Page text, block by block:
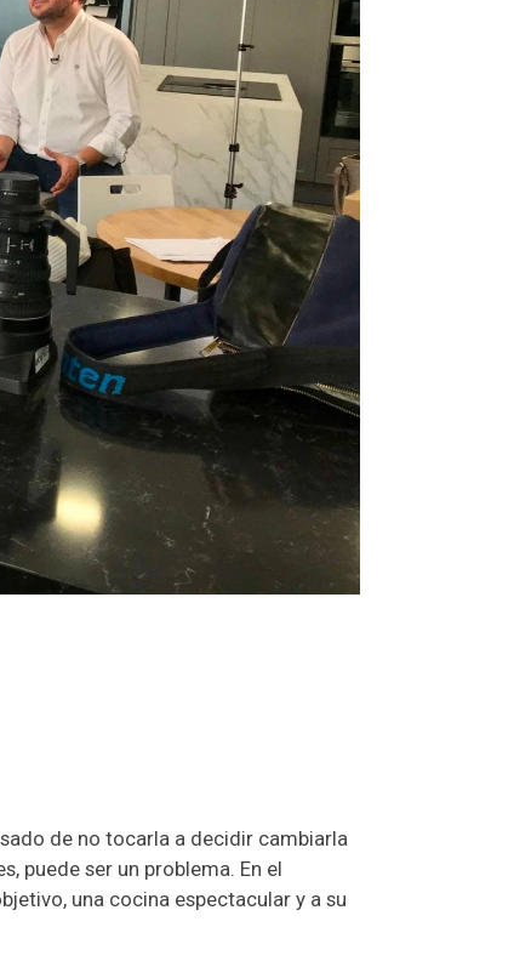
de no tocarla a decidir cambiarla
puede ser un problema. En el
una cocina espectacular y a su